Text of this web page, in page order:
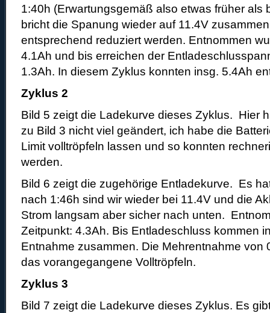
1:40h (Erwartungsgemäß also etwas früher als
bricht die Spanung wieder auf 11.4V
entsprechend reduziert werden. Entnommen
4.1Ah und bis erreichen der
1.3Ah. In diesem Zyklus konnten insg. 5.4Ah
Zyklus 2
Bild 5 zeigt die Ladekurve dieses Zyklus. Hier
zu Bild 3 nicht viel geändert, ich habe die
Limit volltröpfeln lassen und so konnten
werden.
Bild 6 zeigt die zugehörige Entladekurve. Es
nach 1:46h sind wir wieder bei 11.4V und die
Strom langsam aber sicher nach unten.
Zeitpunkt: 4.3Ah. Bis Entladeschluss kommen
Entnahme zusammen. Die Mehrentnahme von
das vorangegangene Volltröpfeln.
Zyklus 3
Bild 7 zeigt die Ladekurve dieses Zyklus. Es